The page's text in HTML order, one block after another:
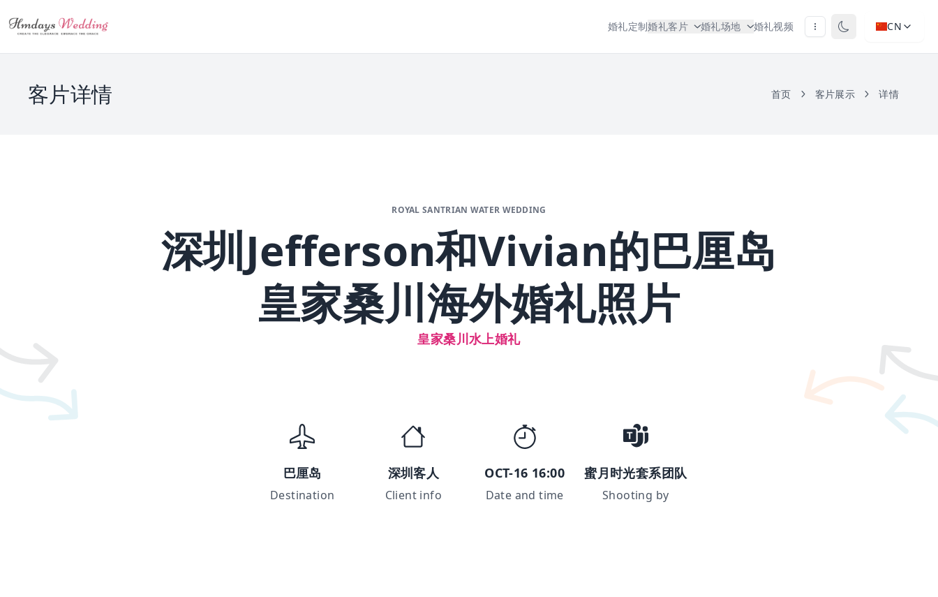
CN
婚礼定制婚礼客片 婚礼场地 婚礼视频
客片详情 首页 客片展示 详情
ROYAL SANTRIAN WATER WEDDING
深圳Jefferson和Vivian的巴厘岛
皇家桑川海外婚礼照片
皇家桑川水上婚礼
巴厘岛
Destination
深圳客人
Client info
OCT-16 16:00
Date and time
蜜月时光套系团队
Shooting by